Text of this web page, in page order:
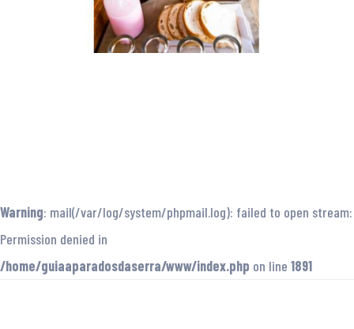
Warning: mail(/var/log/system/phpmail.log): failed to open stream:
Permission denied in
/home/guiaaparadosdaserra/www/index.php on line 1891